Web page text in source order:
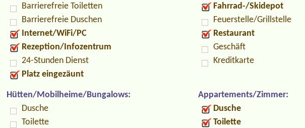
Barrierefreie Toiletten
Barrierefreie Duschen
Internet/WiFi/PC
Rezeption/Infozentrum
24-Stunden Dienst
Platz eingezäunt
Fahrrad-/Skidepot
Feuerstelle/Grillstelle
Restaurant
Geschäft
Kreditkarte
Hütten/Mobilheime/Bungalows:
Dusche
Toilette
Appartements/Zimmer:
Dusche
Toilette